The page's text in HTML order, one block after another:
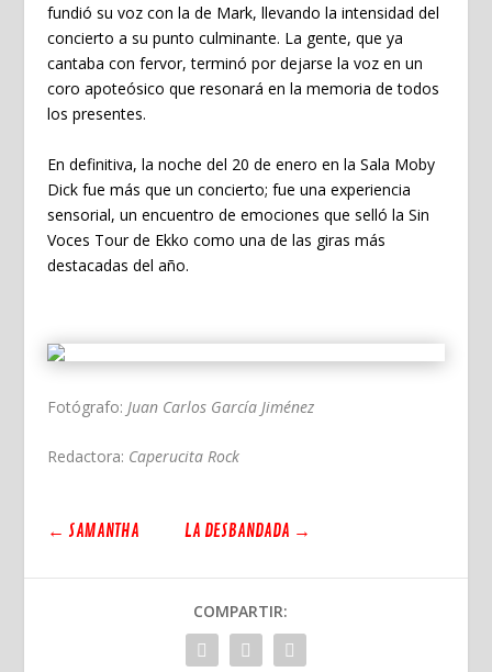
fundió su voz con la de Mark, llevando la intensidad del
concierto a su punto culminante. La gente, que ya
cantaba con fervor, terminó por dejarse la voz en un
coro apoteósico que resonará en la memoria de todos
los presentes.
En definitiva, la noche del 20 de enero en la Sala Moby
Dick fue más que un concierto; fue una experiencia
sensorial, un encuentro de emociones que selló la Sin
Voces Tour de Ekko como una de las giras más
destacadas del año.
Fotógrafo: Juan Carlos García Jiménez
Redactora: Caperucita Rock
← SAMANTHA LA DESBANDADA →
COMPARTIR: